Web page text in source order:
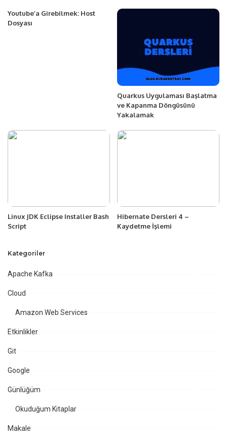
Youtube’a Girebilmek: Host
Dosyası
Quarkus Uygulaması Başlatma
ve Kapanma Döngüsünü
Yakalamak
Linux JDK Eclipse Installer Bash
Script
Hibernate Dersleri 4 –
Kaydetme İşlemi
Kategoriler
Apache Kafka
Cloud
Amazon Web Services
Etkinlikler
Git
Google
Günlüğüm
Okuduğum Kitaplar
Makale